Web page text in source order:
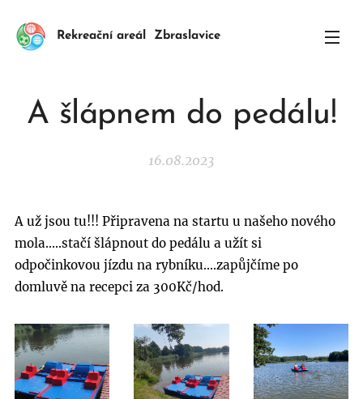
Rekreační areál Zbraslavice
A šlápnem do pedálu!
16.08.2023
A už jsou tu!!! Připravena na startu u našeho nového
mola.....stačí šlápnout do pedálu a užít si
odpočinkovou jízdu na rybníku....zapůjčíme po
domluvě na recepci za 300Kč/hod.